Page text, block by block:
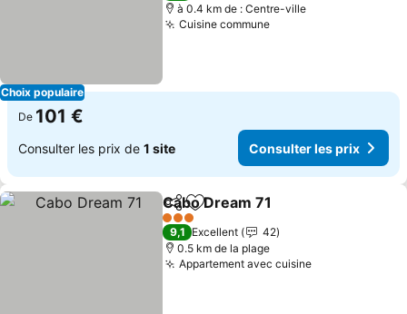
Choix populaire
à 0.4 km de : Centre-ville
Cuisine commune
De 101 €
Consulter les prix de 1 site Consulter les prix
PartagerAjouter à mes favoris
Cabo Dream 71
3 Étoiles
9,1 Excellent
42
0.5 km de la plage
Appartement avec cuisine